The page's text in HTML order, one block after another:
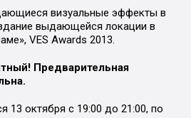
визуальные эффекты в
выдающейся локации в
VES Awards 2013.
Предварительная
13 октября с 19:00 до 21:00, по